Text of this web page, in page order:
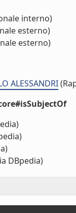
interno)
esterno)
esterno)
ALESSANDRI
DBpedia)